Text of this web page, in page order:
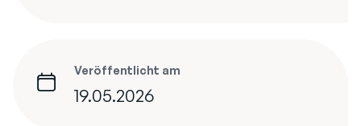
Veröffentlicht am
19.05.2026